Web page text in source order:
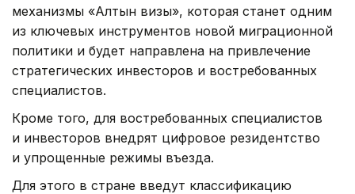
механизмы «Алтын визы», которая станет одним
из ключевых инструментов новой миграционной
политики и будет направлена на привлечение
стратегических инвесторов и востребованных
специалистов.
Кроме того, для востребованных специалистов
и инвесторов внедрят цифровое резидентство
и упрощенные режимы въезда.
Для этого в стране введут классификацию